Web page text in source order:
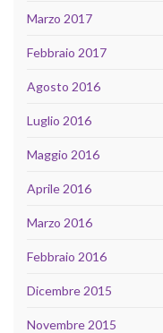
Marzo 2017
Febbraio 2017
Agosto 2016
Luglio 2016
Maggio 2016
Aprile 2016
Marzo 2016
Febbraio 2016
Dicembre 2015
Novembre 2015